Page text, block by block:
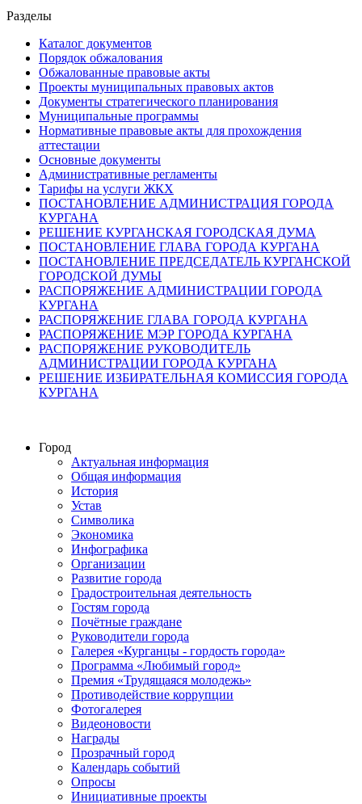
Разделы
Каталог документов
Порядок обжалования
Обжалованные правовые акты
Проекты муниципальных правовых актов
Документы стратегического планирования
Муниципальные программы
Нормативные правовые акты для прохождения
аттестации
Основные документы
Административные регламенты
Тарифы на услуги ЖКХ
ПОСТАНОВЛЕНИЕ АДМИНИСТРАЦИЯ ГОРОДА
КУРГАНА
РЕШЕНИЕ КУРГАНСКАЯ ГОРОДСКАЯ ДУМА
ПОСТАНОВЛЕНИЕ ГЛАВА ГОРОДА КУРГАНА
ПОСТАНОВЛЕНИЕ ПРЕДСЕДАТЕЛЬ КУРГАНСКОЙ
ГОРОДСКОЙ ДУМЫ
РАСПОРЯЖЕНИЕ АДМИНИСТРАЦИИ ГОРОДА
КУРГАНА
РАСПОРЯЖЕНИЕ ГЛАВА ГОРОДА КУРГАНА
РАСПОРЯЖЕНИЕ МЭР ГОРОДА КУРГАНА
РАСПОРЯЖЕНИЕ РУКОВОДИТЕЛЬ
АДМИНИСТРАЦИИ ГОРОДА КУРГАНА
РЕШЕНИЕ ИЗБИРАТЕЛЬНАЯ КОМИССИЯ ГОРОДА
КУРГАНА
Город
Актуальная информация
Общая информация
История
Устав
Символика
Экономика
Инфографика
Организации
Развитие города
Градостроительная деятельность
Гостям города
Почётные граждане
Руководители города
Галерея «Курганцы - гордость города»
Программа «Любимый город»
Премия «Трудящаяся молодежь»
Противодействие коррупции
Фотогалерея
Видеоновости
Награды
Прозрачный город
Календарь событий
Опросы
Инициативные проекты